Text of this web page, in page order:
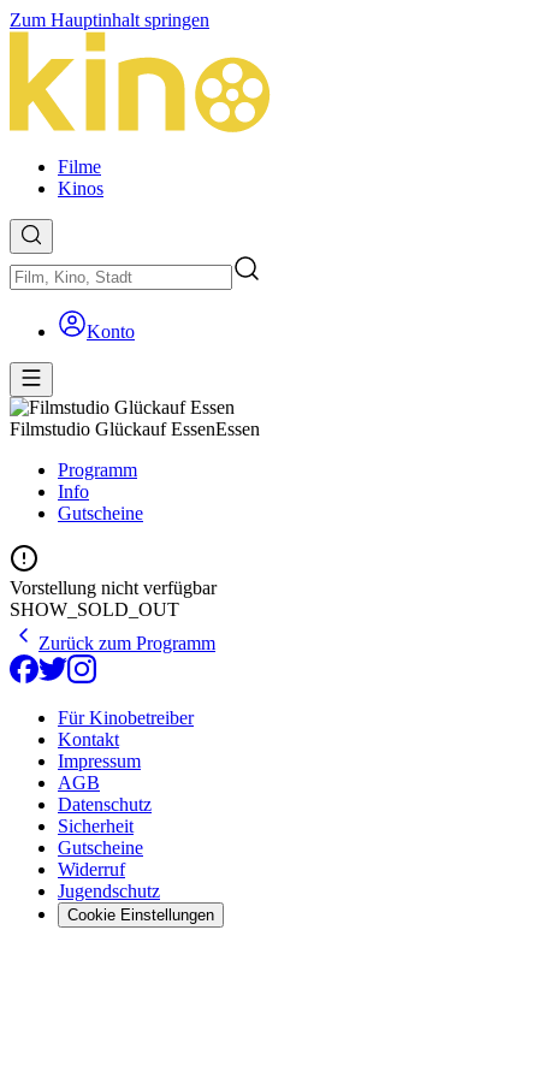
Zum Hauptinhalt springen
Filme
Kinos
Konto
Filmstudio Glückauf EssenEssen
Programm
Info
Gutscheine
Vorstellung nicht verfügbar
SHOW_SOLD_OUT
Zurück zum Programm
Für Kinobetreiber
Kontakt
Impressum
AGB
Datenschutz
Sicherheit
Gutscheine
Widerruf
Jugendschutz
Cookie Einstellungen